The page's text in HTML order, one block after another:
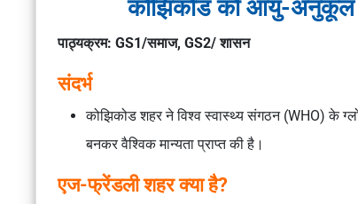
कोझिकोड को आयु-अनुकूल
पाठ्यक्रम: GS1/समाज, GS2/ शासन
संदर्भ
कोझिकोड शहर ने विश्व स्वास्थ्य संगठन (WHO) के
बनकर वैश्विक मान्यता प्राप्त की है।
एज-फ्रेंडली शहर क्या है?